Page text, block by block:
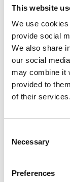
This website
We use
provide social
We also share
our social
may combine it
provided to
of their services.
Selection
Necessary
Preferences
E-mail:
(
Wanderweg.